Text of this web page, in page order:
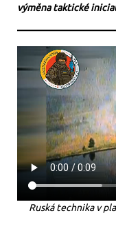
výměna taktické
Ruská technika v